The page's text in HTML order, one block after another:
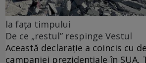
la fața timpului
De ce „restul” respinge Vestul
Această declarație a coincis cu
campaniei prezidențiale în SUA,